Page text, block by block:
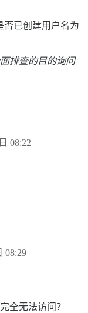
否已创建用户名为
排查的目的询问
08:22
08:29
全无法访问？